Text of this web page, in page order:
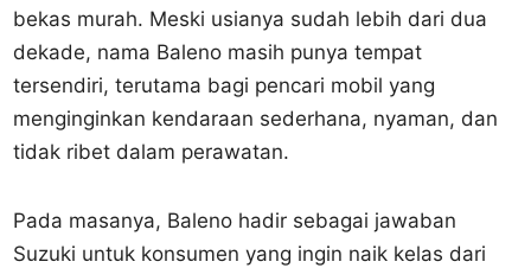
bekas murah. Meski usianya sudah lebih dari dua
dekade, nama Baleno masih punya tempat
tersendiri, terutama bagi pencari mobil yang
menginginkan kendaraan sederhana, nyaman, dan
tidak ribet dalam perawatan.
Pada masanya, Baleno hadir sebagai jawaban
Suzuki untuk konsumen yang ingin naik kelas dari